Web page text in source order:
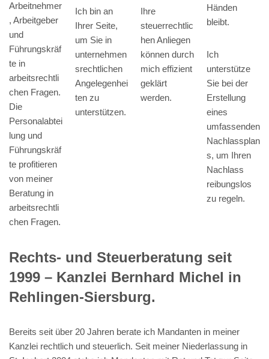
Arbeitnehmer
, Arbeitgeber
und
Führungskräf
te in
arbeitsrechtli
chen Fragen.
Die
Personalabtei
lung und
Führungskräf
te profitieren
von meiner
Beratung in
arbeitsrechtli
chen Fragen.
Ich bin an
Ihrer Seite,
um Sie in
unternehmen
srechtlichen
Angelegenhei
ten zu
unterstützen.
Ihre
steuerrechtlic
hen Anliegen
können durch
mich effizient
geklärt
werden.
Händen
bleibt.
Ich
unterstütze
Sie bei der
Erstellung
eines
umfassenden
Nachlassplan
s, um Ihren
Nachlass
reibungslos
zu regeln.
Rechts- und Steuerberatung seit
1999 – Kanzlei Bernhard Michel in
Rehlingen-Siersburg.
Bereits seit über 20 Jahren berate ich Mandanten in meiner
Kanzlei rechtlich und steuerlich. Seit meiner Niederlassung in